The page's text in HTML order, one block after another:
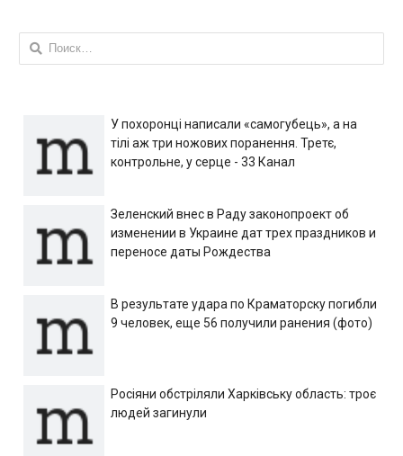
Найти:
У похоронці написали «самогубець», а на
тілі аж три ножових поранення. Третє,
контрольне, у серце - 33 Канал
Зеленский внес в Раду законопроект об
изменении в Украине дат трех праздников и
переносе даты Рождества
В результате удара по Краматорску погибли
9 человек, еще 56 получили ранения (фото)
Росіяни обстріляли Харківську область: троє
людей загинули